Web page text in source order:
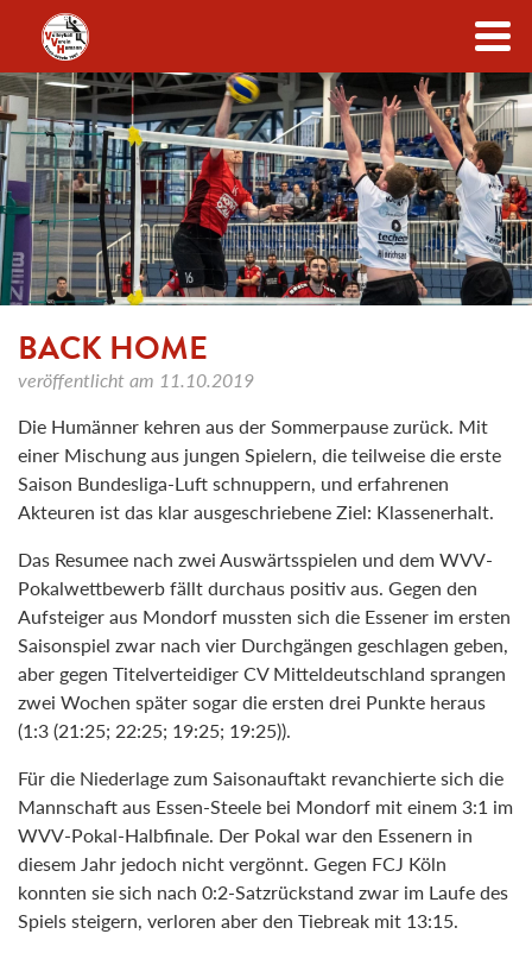
Zum Inhalt
BACK HOME
veröffentlicht am 11.10.2019
Die Humänner kehren aus der Sommerpause zurück. Mit
einer Mischung aus jungen Spielern, die teilweise die erste
Saison Bundesliga-Luft schnuppern, und erfahrenen
Akteuren ist das klar ausgeschriebene Ziel: Klassenerhalt.
Das Resumee nach zwei Auswärtsspielen und dem WVV-
Pokalwettbewerb fällt durchaus positiv aus. Gegen den
Aufsteiger aus Mondorf mussten sich die Essener im ersten
Saisonspiel zwar nach vier Durchgängen geschlagen geben,
aber gegen Titelverteidiger CV Mitteldeutschland sprangen
zwei Wochen später sogar die ersten drei Punkte heraus
(1:3 (21:25; 22:25; 19:25; 19:25)).
Für die Niederlage zum Saisonauftakt revanchierte sich die
Mannschaft aus Essen-Steele bei Mondorf mit einem 3:1 im
WVV-Pokal-Halbfinale. Der Pokal war den Essenern in
diesem Jahr jedoch nicht vergönnt. Gegen FCJ Köln
konnten sie sich nach 0:2-Satzrückstand zwar im Laufe des
Spiels steigern, verloren aber den Tiebreak mit 13:15.